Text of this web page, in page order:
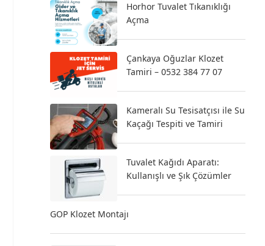
Horhor Tuvalet Tıkanıklığı
Açma
Çankaya Oğuzlar Klozet
Tamiri – 0532 384 77 07
Kameralı Su Tesisatçısı ile Su
Kaçağı Tespiti ve Tamiri
Tuvalet Kağıdı Aparatı:
Kullanışlı ve Şık Çözümler
GOP Klozet Montajı